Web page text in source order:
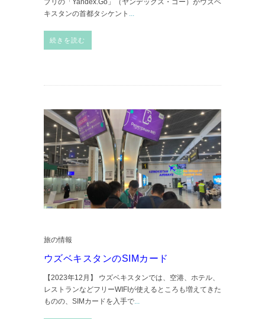
プリの「Yandex.Go」（ヤンデックス・ゴー）がウズベ
キスタンの首都タシケント ...
続きを読む
旅の情報
ウズベキスタンのSIMカード
【2023年12月】 ウズベキスタンでは、空港、ホテル、
レストランなどフリーWIFIが使えるところも増えてきた
ものの、SIMカードを入手で...